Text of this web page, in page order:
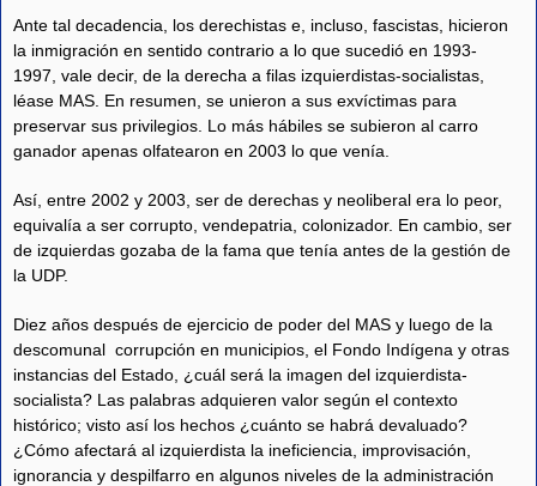
Ante tal decadencia, los derechistas e, incluso, fascistas, hicieron
la inmigración en sentido contrario a lo que sucedió en 1993-
1997, vale decir, de la derecha a filas izquierdistas-socialistas,
léase MAS. En resumen, se unieron a sus exvíctimas para
preservar sus privilegios. Lo más hábiles se subieron al carro
ganador apenas olfatearon en 2003 lo que venía.
Así, entre 2002 y 2003, ser de derechas y neoliberal era lo peor,
equivalía a ser corrupto, vendepatria, colonizador. En cambio, ser
de izquierdas gozaba de la fama que tenía antes de la gestión de
la UDP.
Diez años después de ejercicio de poder del MAS y luego de la
descomunal corrupción en municipios, el Fondo Indígena y otras
instancias del Estado, ¿cuál será la imagen del izquierdista-
socialista? Las palabras adquieren valor según el contexto
histórico; visto así los hechos ¿cuánto se habrá devaluado?
¿Cómo afectará al izquierdista la ineficiencia, improvisación,
ignorancia y despilfarro en algunos niveles de la administración